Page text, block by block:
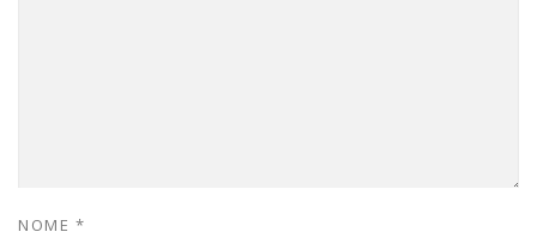
NOME *